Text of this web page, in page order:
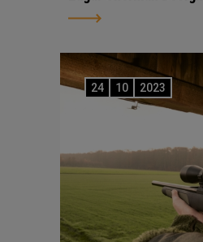
24 10 2023